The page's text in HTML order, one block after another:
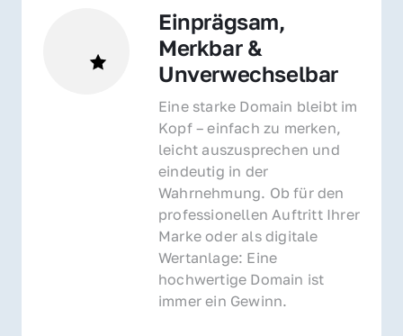
Einprägsam,
Merkbar &
Unverwechselbar
Eine starke Domain bleibt im
Kopf – einfach zu merken,
leicht auszusprechen und
eindeutig in der
Wahrnehmung. Ob für den
professionellen Auftritt Ihrer
Marke oder als digitale
Wertanlage: Eine
hochwertige Domain ist
immer ein Gewinn.